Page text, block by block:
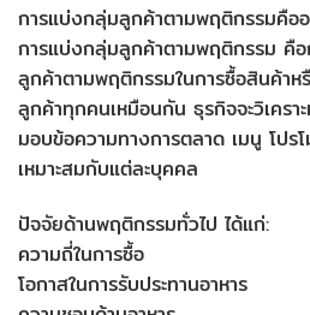
การแบ่งกลุ่มลูกค้าตามพฤติกรรมคืออ
การแบ่งกลุ่มลูกค้าตามพฤติกรรม คื
ลูกค้าตามพฤติกรรมในการซื้อสินค้า
ลูกค้าทุกคนเหมือนกัน ธุรกิจจะวิเครา
มอบข้อความทางการตลาด เมนู โปร
เหมาะสมกับแต่ละบุคคล
ปัจจัยด้านพฤติกรรมทั่วไป ได้แก่:
ความถี่ในการซื้อ
โอกาสในการรับประทานอาหาร